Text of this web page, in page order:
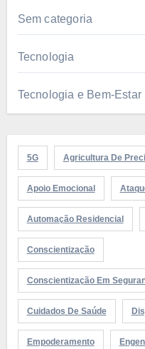
Sem categoria
Tecnologia
Tecnologia e Bem-Estar
5G Agricultura De
Apoio Emocional
Automação Residencial
Conscientização
Conscientização Em
Cuidados De Saúde
Empoderamento